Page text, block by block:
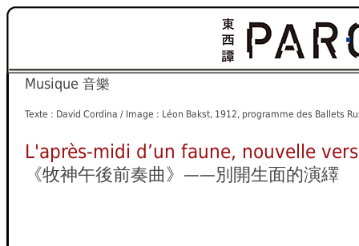
Musique 音樂
Texte : David Cordina / Image : Léon Bakst, 1912, programme des Ballets
L'après-midi d’un faune, nouvelle
《牧神午後前奏曲》——別開生面的演繹